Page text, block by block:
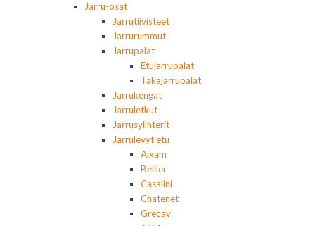
Jarru-osat
Jarrutiivisteet
Jarrurummut
Jarrupalat
Etujarrupalat
Takajarrupalat
Jarrukengät
Jarruletkut
Jarrusylinterit
Jarrulevyt etu
Aixam
Bellier
Casalini
Chatenet
Grecav